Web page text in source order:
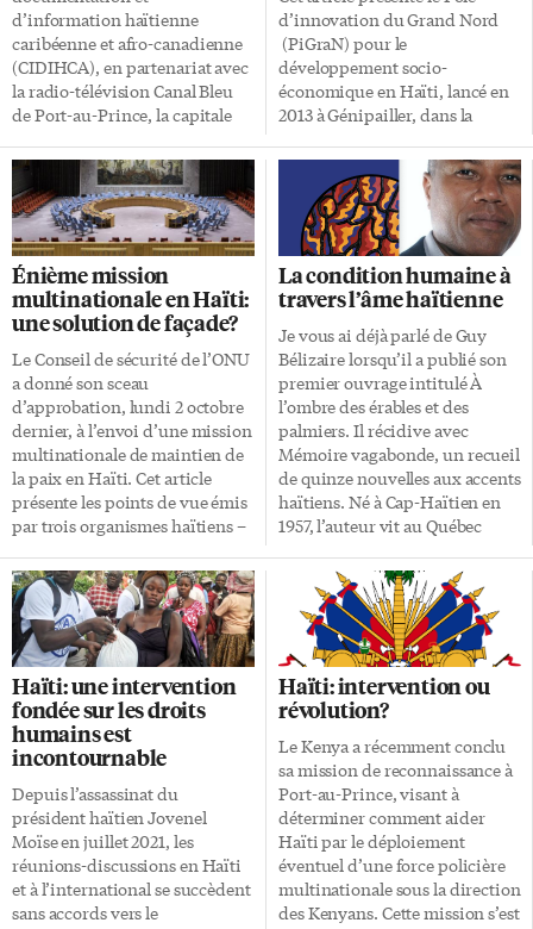
alimentaire. Centre éducatif Le
Centre éducatif pour
l’épanouissement de
l’agriculture et le
développement durable
(CEDDEA) est une entreprise de
recyclage et de valorisation des
déchets organiques. Elle
s’engage pour une agriculture
durable et un environnement
[…]
Forum, Rock André. Plus de […]
d’information haïtienne
caribéenne et afro-canadienne
(CIDIHCA), en partenariat avec
la radio-télévision Canal Bleu
de Port-au-Prince, la capitale
conférences en créole haïtien
couvrant 21 thèmes sur
l’entrepreneuriat, de juillet à
novembre 2023. Le séminaire
s’adressait particulièrement
aux populations de Port-au-
Prince, mais aussi d’ailleurs au
pays, incluant les commerçants,
les entrepreneurs (PME), les
jeunes futurs entrepreneurs, les
gens d’affaires, sans oublier le
grand public. Plus de 100
participants ont assisté aux
conférences hebdomadaires.
On peut écouter-visionner les
prestations du formateur
principal, Daniel Godefroy du
CIDIHCA, diffusées sur
YouTube par la […]
d’innovation du Grand Nord
(PiGraN) pour le
développement socio-
économique en Haïti, lancé en
2013 à Génipailler, dans la
département du Nord d’Haïti.
C’est une création du GRAHN-
Monde, mouvement
international
multidisciplinaire cofondé par
le Dr Samuel Pierre en 2010,
visant «la construction d’une
société haïtienne plus
égalitaire, fondée sur le droit, le
partage, la solidarité,
l’éducation, le respect de
l’environnement et le culte du
bien commun». Services aux
entreprises Le PiGraN opère le
Centre de services aux
entreprises dont le rôle est
d’appuyer les entreprises
haïtiennes dans la gestion de
leur projet en […]
Énième mission
multinationale en Haïti:
une solution de façade?
Le Conseil de sécurité de l’ONU
a donné son sceau
d’approbation, lundi 2 octobre
dernier, à l’envoi d’une mission
multinationale de maintien de
la paix en Haïti. Cet article
présente les points de vue émis
par trois organismes haïtiens –
droits Sant Karl Levêque, le
Bureau des avocats
internationaux (BAI), le Centre
d’analyse et de recherche en
droit de l’homme (CARDH) –
recueillis lors d’entrevues
menées par Le National de Port-
au-Prince. Nous mentionnons
aussi les avis de l’ambassadeur
du Canada à l’ONU, Bob Rae,
président du groupe consultatif
ad hoc du Conseil économique
et social (ECOSOC) sur […]
La condition humaine à
travers l’âme haïtienne
Je vous ai déjà parlé de Guy
Bélizaire lorsqu’il a publié son
premier ouvrage intitulé À
l’ombre des érables et des
palmiers. Il récidive avec
Mémoire vagabonde, un recueil
de quinze nouvelles aux accents
haïtiens. Né à Cap-Haïtien en
1957, l’auteur vit au Québec
beau croire que «seul le silence
exprime les mots appropriés»
dans certaines situations, cela
ne le rend pas pour autant avare
de mots. Il sait les ciseler
finement, au propre comme au
figuré. Goudougoudou Le
tremblement de terre du 12
janvier 2010 à Port-au-Prince
est appelé Goudougoudou.
Massillon est […]
Haïti: une intervention
fondée sur les droits
humains est
incontournable
Depuis l’assassinat du
président haïtien Jovenel
Moïse en juillet 2021, les
réunions-discussions en Haïti
et à l’international se succèdent
sans accords vers le
Haïti: intervention ou
révolution?
Le Kenya a récemment conclu
sa mission de reconnaissance à
Port-au-Prince, visant à
déterminer comment aider
Haïti par le déploiement
éventuel d’une force policière
multinationale sous la direction
des Kenyans. Cette mission s’est